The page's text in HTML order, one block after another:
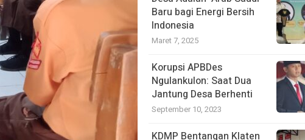
Baru bagi Energi Bersih
Indonesia
Maret 7, 2025
Korupsi APBDes
Ngulankulon: Saat Dua
Jantung Desa Berhenti
September 10, 2023
KDMP Bentangan Klaten